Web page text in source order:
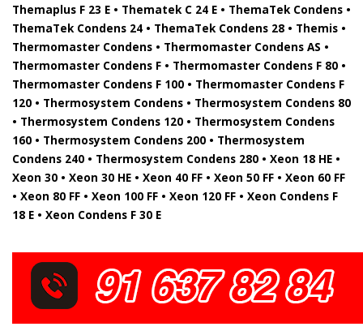
Themaplus F 23 E • Thematek C 24 E • ThemaTek Condens •
ThemaTek Condens 24 • ThemaTek Condens 28 • Themis •
Thermomaster Condens • Thermomaster Condens AS •
Thermomaster Condens F • Thermomaster Condens F 80 •
Thermomaster Condens F 100 • Thermomaster Condens F
120 • Thermosystem Condens • Thermosystem Condens 80
• Thermosystem Condens 120 • Thermosystem Condens
160 • Thermosystem Condens 200 • Thermosystem
Condens 240 • Thermosystem Condens 280 • Xeon 18 HE •
Xeon 30 • Xeon 30 HE • Xeon 40 FF • Xeon 50 FF • Xeon 60 FF
• Xeon 80 FF • Xeon 100 FF • Xeon 120 FF • Xeon Condens F
18 E • Xeon Condens F 30 E